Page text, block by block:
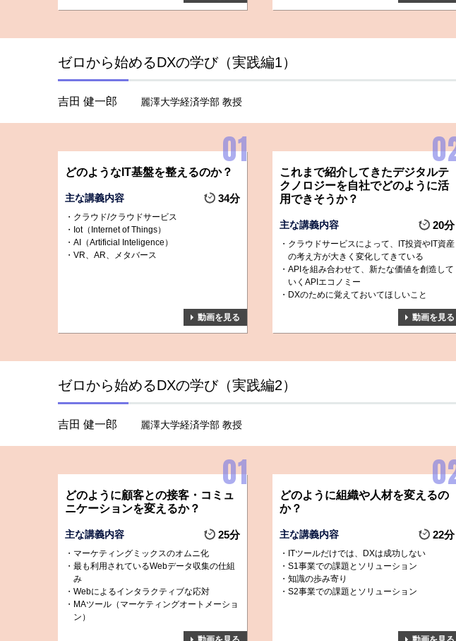
ゼロから始めるDXの学び（実践編1）
吉田 健一郎 麗澤大学経済学部 教授
どのようなIT基盤を整えるのか？
主な講義内容 34分
クラウド/クラウドサービス
Iot（Internet of Things）
AI（Artificial Inteligence）
VR、AR、メタバース
動画を見る
これまで紹介してきたデジタルテ
クノロジーを自社でどのように活
用できそうか？
主な講義内容 20分
クラウドサービスによって、IT投資やIT資産
の考え方が大きく変化してきている
APIを組み合わせて、新たな価値を創造して
いくAPIエコノミー
DXのために覚えておいてほしいこと
動画を見る
ゼロから始めるDXの学び（実践編2）
吉田 健一郎 麗澤大学経済学部 教授
どのように顧客との接客・コミュ
ニケーションを変えるか？
主な講義内容 25分
マーケティングミックスのオムニ化
最も利用されているWebデータ収集の仕組
み
Webによるインタラクティブな応対
MAツール（マーケティングオートメーショ
ン）
どのように組織や人材を変えるの
か？
主な講義内容 22分
ITツールだけでは、DXは成功しない
S1事業での課題とソリューション
知識の歩み寄り
S2事業での課題とソリューション